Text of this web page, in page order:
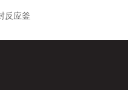
反应釜